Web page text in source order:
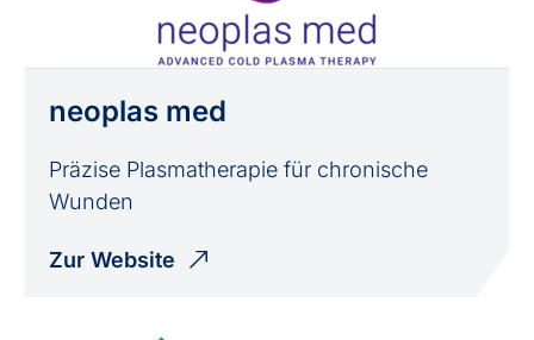
neoplas med
Präzise Plasmatherapie für chronische
Wunden
Zur Website